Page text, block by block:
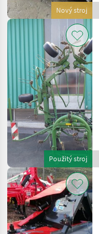
Nový stroj
Použitý stroj